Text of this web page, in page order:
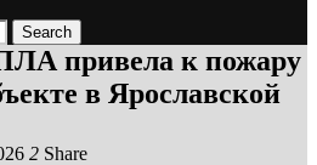
Search
привела к пожару
в Ярославской
2 Share